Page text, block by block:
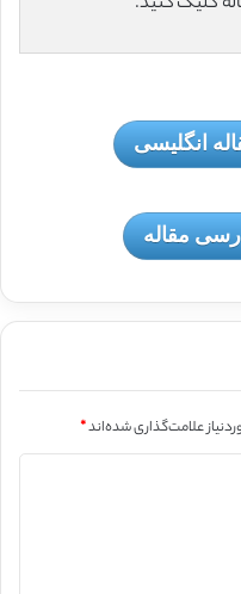
انگلیسی
مقاله
علامت‌گذاری شده‌اند*